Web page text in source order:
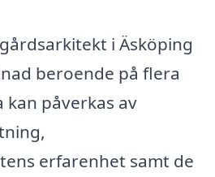
i Äsköping
beroende på flera
påverkas av
erfarenhet samt de